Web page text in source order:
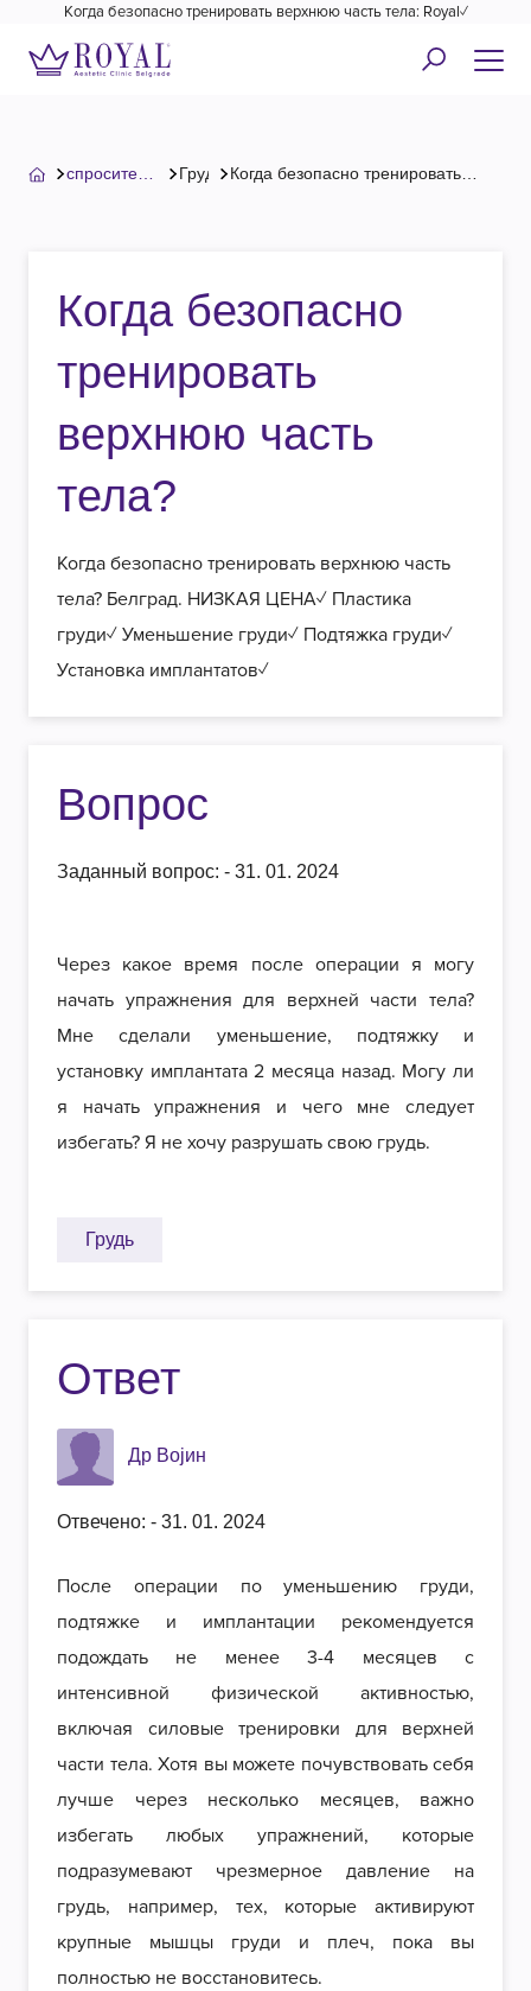
Когда безопасно тренировать верхнюю часть тела: Royal✓
спросите
Грудь Когда безопасно тренировать
Когда безопасно
тренировать
верхнюю часть
тела?
Когда безопасно тренировать верхнюю часть
тела? Белград. НИЗКАЯ ЦЕНА✓ Пластика
груди✓ Уменьшение груди✓ Подтяжка груди✓
Установка имплантатов✓
Вопрос
Заданный вопрос: - 31. 01. 2024
Через какое время после операции я могу
начать упражнения для верхней части тела?
Мне сделали уменьшение, подтяжку и
установку имплантата 2 месяца назад. Могу ли
я начать упражнения и чего мне следует
избегать? Я не хочу разрушать свою грудь.
Грудь
Ответ
Др Војин
Отвечено: - 31. 01. 2024
После операции по уменьшению груди,
подтяжке и имплантации рекомендуется
подождать не менее 3-4 месяцев с
интенсивной физической активностью,
включая силовые тренировки для верхней
части тела. Хотя вы можете почувствовать себя
лучше через несколько месяцев, важно
избегать любых упражнений, которые
подразумевают чрезмерное давление на
грудь, например, тех, которые активируют
крупные мышцы груди и плеч, пока вы
полностью не восстановитесь.